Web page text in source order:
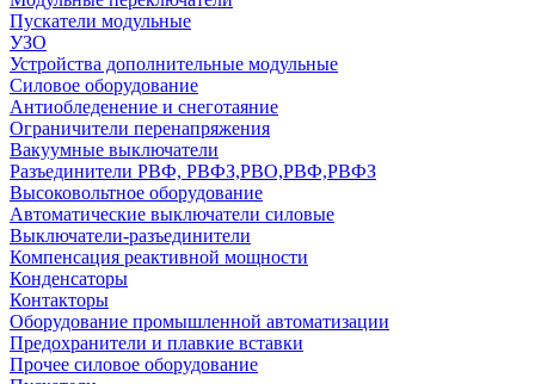
Пускатели модульные
УЗО
Устройства дополнительные модульные
Силовое оборудование
Антиобледенение и снеготаяние
Ограничители перенапряжения
Вакуумные выключатели
Разъединители РВФ, РВФЗ,РВО,РВФ,РВФЗ
Высоковольтное оборудование
Автоматические выключатели cиловые
Выключатели-разъединители
Компенсация реактивной мощности
Конденсаторы
Контакторы
Оборудование промышленной автоматизации
Предохранители и плавкие вставки
Прочее силовое оборудование